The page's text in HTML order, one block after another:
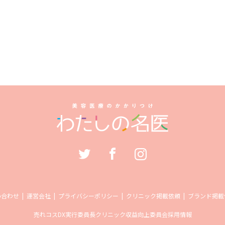
わせ 運営会社 プライバシーポリシー クリニック掲載依頼 ブランド掲
売れコスDX実行委員長クリニック収益向上委員会採用情報